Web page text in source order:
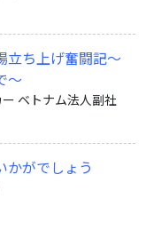
立ち上げ奮闘記〜
〜
ベトナム法人副社
かがでしょう